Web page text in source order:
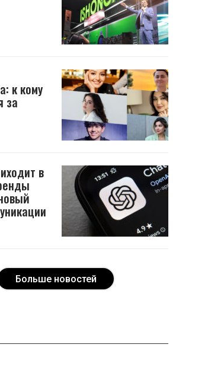
к кому
за
в
Больше новостей